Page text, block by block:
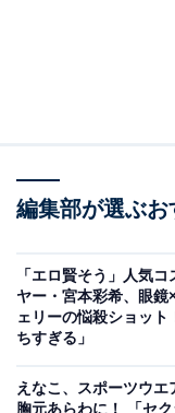
編集部が選ぶお
「エロ賢そう」人気コ
ヤー・宮本彩希、眼鏡
ェリーの悩殺ショット
ちすぎる」
えなこ、スポーツウエ
胸元あらわに！ 「セ